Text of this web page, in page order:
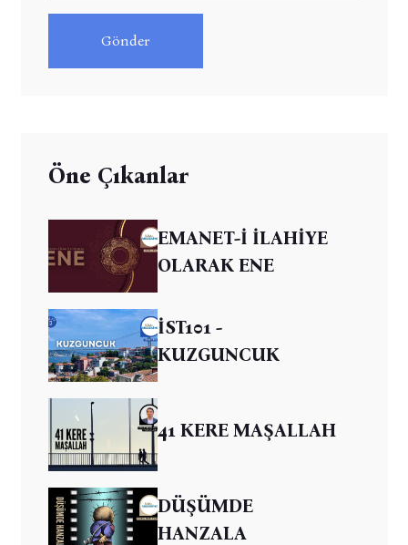
Gönder
Öne Çıkanlar
EMANET-İ İLAHİYE
OLARAK ENE
İST101 -
KUZGUNCUK
41 KERE MAŞALLAH
DÜŞÜMDE
HANZALA